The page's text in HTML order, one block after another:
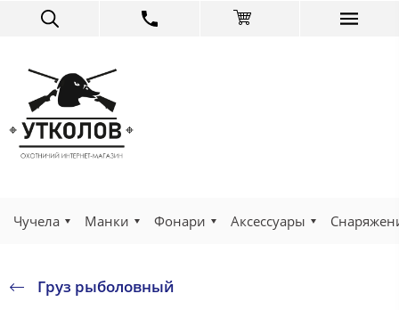
Чучела Манки Фонари Аксессуары
Груз рыболовный